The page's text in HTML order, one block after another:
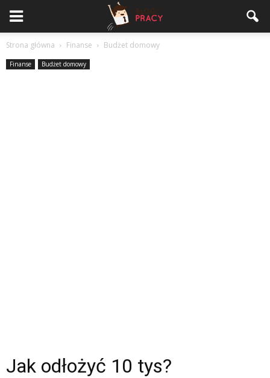
Strona główna Finanse Budżet domowy
Finanse Budżet domowy
Jak odłożyć 10 tys?